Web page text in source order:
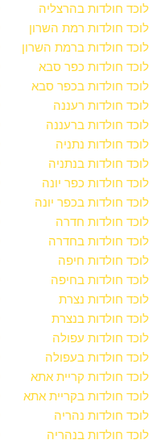
לוכד חולדות בהרצליה
לוכד חולדות רמת השרון
לוכד חולדות ברמת השרון
לוכד חולדות כפר סבא
לוכד חולדות בכפר סבא
לוכד חולדות רעננה
לוכד חולדות ברעננה
לוכד חולדות נתניה
לוכד חולדות בנתניה
לוכד חולדות כפר יונה
לוכד חולדות בכפר יונה
לוכד חולדות חדרה
לוכד חולדות בחדרה
לוכד חולדות חיפה
לוכד חולדות בחיפה
לוכד חולדות נצרת
לוכד חולדות בנצרת
לוכד חולדות עפולה
לוכד חולדות בעפולה
לוכד חולדות קריית אתא
לוכד חולדות בקריית אתא
לוכד חולדות נהריה
לוכד חולדות בנהריה